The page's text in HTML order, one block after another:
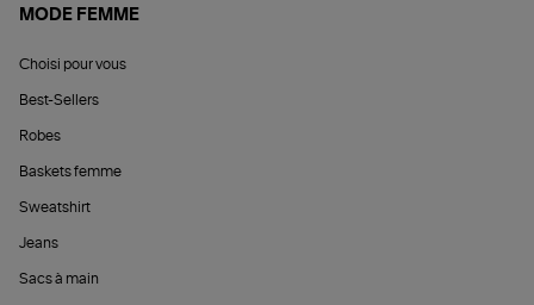
MODE FEMME
Choisi pour vous
Best-Sellers
Robes
Baskets femme
Sweatshirt
Jeans
Sacs à main